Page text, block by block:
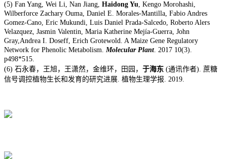
(5) Fan Yang, Wei Li, Nan Jiang, Haidong Yu, Kengo Morohashi,
Wilberforce Zachary Ouma, Daniel E. Morales-Mantilla, Fabio Andres
Gomez-Cano, Eric Mukundi, Luis Daniel Prada-Salcedo, Roberto Alers
Velazquez, Jasmin Valentin, Maria Katherine Mejía-Guerra, John
Gray,Andrea I. Doseff, Erich Grotewold. A Maize Gene Regulatory
Network for Phenolic Metabolism. Molecular Plant. 2017 10(3).
p498*515.
(6) 石永春，王旭，王潇然，金维环，田园， 于海东 (通讯作者). 蔗糖
信号调控植物生长和发育的研究进展. 植物生理学报. 2019.